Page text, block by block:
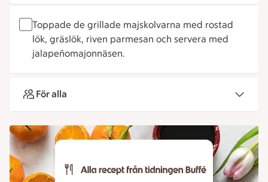
Toppade de grillade majskolvarna med rostad
lök, gräslök, riven parmesan och servera med
jalapeñomajonnäsen.
För alla